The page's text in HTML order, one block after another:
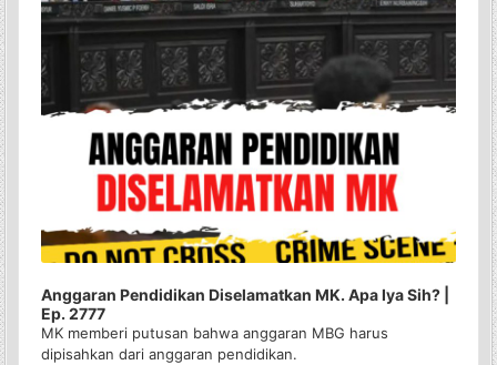
Anggaran Pendidikan Diselamatkan MK. Apa Iya Sih? |
Ep. 2777
MK memberi putusan bahwa anggaran MBG harus
dipisahkan dari anggaran pendidikan.